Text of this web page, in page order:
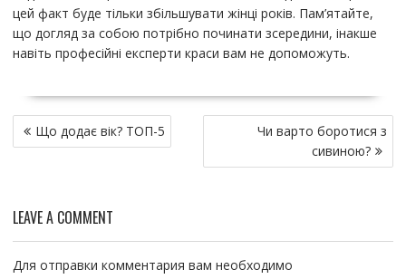
цей факт буде тільки збільшувати жінці років. Пам’ятайте,
що догляд за собою потрібно починати зсередини, інакше
навіть професійні експерти краси вам не допоможуть.
Н
а
г
а
ц
и
Що додає вік? ТОП-5
Чи варто боротися з
сивиною?
LEAVE A COMMENT
Для отправки комментария вам необходимо